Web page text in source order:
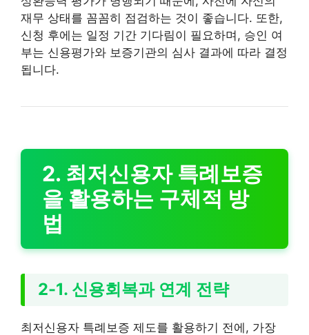
재무 상태를 꼼꼼히 점검하는 것이 좋습니다. 또한,
신청 후에는 일정 기간 기다림이 필요하며, 승인 여
부는 신용평가와 보증기관의 심사 결과에 따라 결정
됩니다.
2. 최저신용자 특례보증
을 활용하는 구체적 방
법
2-1. 신용회복과 연계 전략
최저신용자 특례보증 제도를 활용하기 전에, 가장